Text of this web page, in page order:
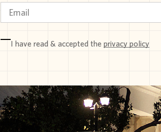
I have read & accepted theprivacy policy